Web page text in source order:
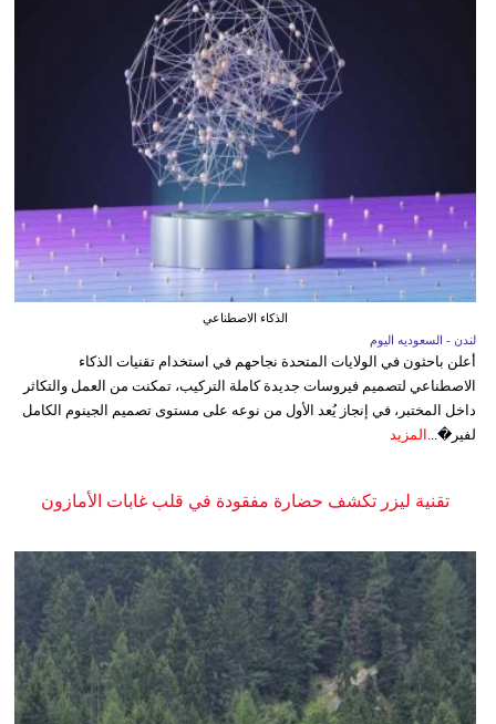
الذكاء الاصطناعي
لندن - السعوديه اليوم
أعلن باحثون في الولايات المتحدة نجاحهم في استخدام تقنيات الذكاء
الاصطناعي لتصميم فيروسات جديدة كاملة التركيب، تمكنت من العمل والتكاثر
داخل المختبر، في إنجاز يُعد الأول من نوعه على مستوى تصميم الجينوم الكامل
لفير�... المزيد
تقنية ليزر تكشف حضارة مفقودة في قلب غابات الأمازون